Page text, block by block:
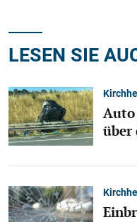
LESEN SIE
Auto
über